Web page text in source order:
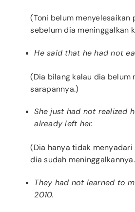
(Toni belum menyelesaikan
sebelum dia meninggalkan
He said that he had not
(Dia bilang kalau dia belum
sarapannya.)
She just had not realized
already left her.
(Dia hanya tidak menyadari
dia sudah
They had not learned to
2010.